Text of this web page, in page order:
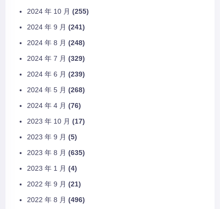
2024 年 10 月 (255)
2024 年 9 月 (241)
2024 年 8 月 (248)
2024 年 7 月 (329)
2024 年 6 月 (239)
2024 年 5 月 (268)
2024 年 4 月 (76)
2023 年 10 月 (17)
2023 年 9 月 (5)
2023 年 8 月 (635)
2023 年 1 月 (4)
2022 年 9 月 (21)
2022 年 8 月 (496)